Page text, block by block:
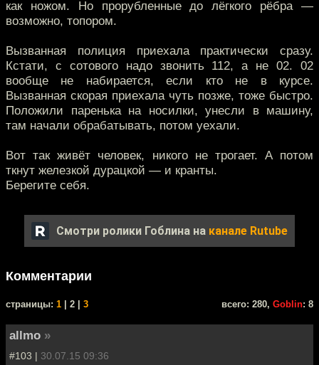
как ножом. Но прорубленные до лёгкого рёбра —
возможно, топором.
Вызванная полиция приехала практически сразу.
Кстати, с сотового надо звонить 112, а не 02. 02
вообще не набирается, если кто не в курсе.
Вызванная скорая приехала чуть позже, тоже быстро.
Положили паренька на носилки, унесли в машину,
там начали обрабатывать, потом уехали.
Вот так живёт человек, никого не трогает. А потом
ткнут железкой дурацкой — и кранты.
Берегите себя.
Смотри ролики Гоблина на канале Rutube
Комментарии
cтраницы: 1 | 2 | 3 всего: 280, Goblin: 8
allmo »
#103 | 30.07.15 09:36